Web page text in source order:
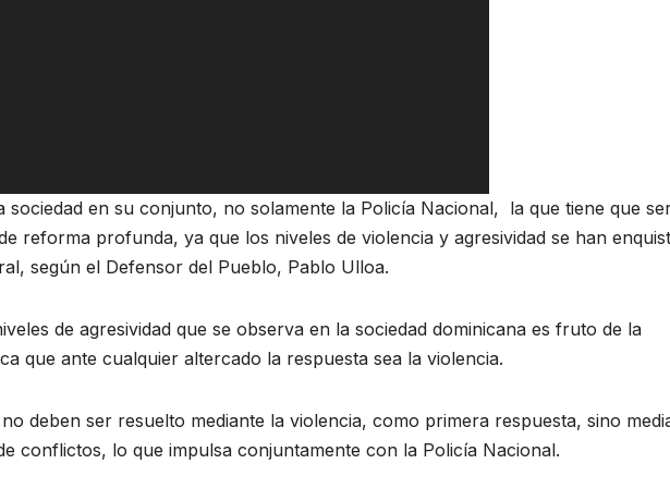
sociedad en su conjunto, no solamente la Policía Nacional, la que tiene que
reforma profunda, ya que los niveles de violencia y agresividad se han
según el Defensor del Pueblo, Pablo Ulloa.
de agresividad que se observa en la sociedad dominicana es fruto de la
que ante cualquier altercado la respuesta sea la violencia.
deben ser resuelto mediante la violencia, como primera respuesta, sino
conflictos, lo que impulsa conjuntamente con la Policía Nacional.